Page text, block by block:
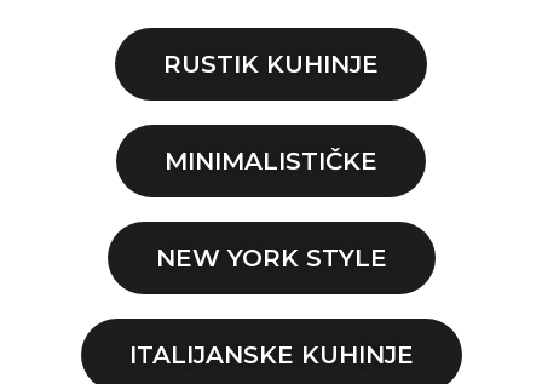
RUSTIK KUHINJE
MINIMALISTIČKE
NEW YORK STYLE
ITALIJANSKE KUHINJE